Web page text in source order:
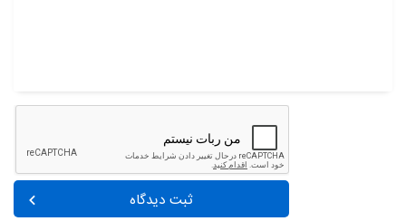
ثبت دیدگاه